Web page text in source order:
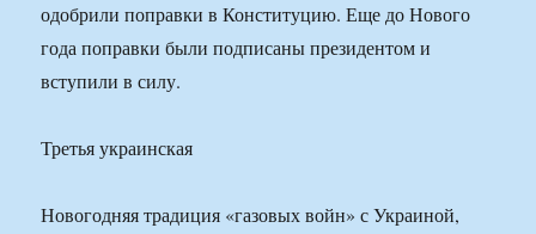
одобрили поправки в Конституцию. Еще до Нового
года поправки были подписаны президентом и
вступили в силу.
Третья украинская
Новогодняя традиция «газовых войн» с Украиной,